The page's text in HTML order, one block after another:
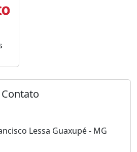
Lessa Guaxupé - MG